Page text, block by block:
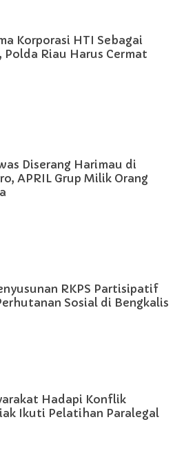
Korporasi HTI Sebagai
Polda Riau Harus Cermat
Diserang Harimau di
APRIL Grup Milik Orang
RKPS Partisipatif
Sosial di Bengkalis
Hadapi Konflik
Ikuti Pelatihan Paralegal